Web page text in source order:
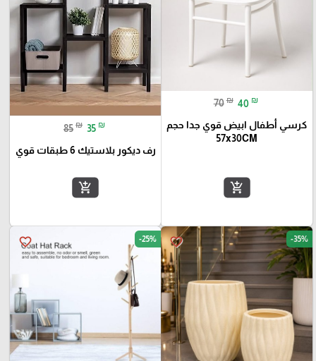
70 ₪ 40 ₪
كرسي أطفال ابيض قوي جدا حجم
57x30CM
add_shopping_cart
85 ₪ 35 ₪
رف ديكور بلاستيك 6 طبقات قوي
add_shopping_cart
favorite_border -35%
favorite_border -25%